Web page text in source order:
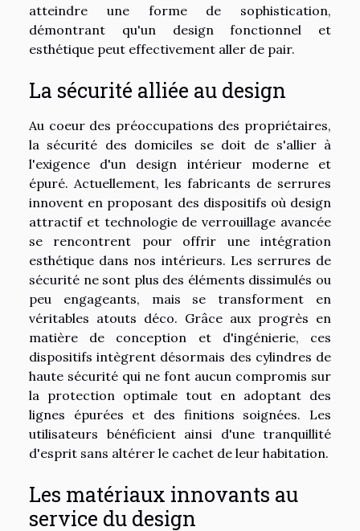
atteindre une forme de sophistication,
démontrant qu'un design fonctionnel et
esthétique peut effectivement aller de pair.
La sécurité alliée au design
Au coeur des préoccupations des propriétaires,
la sécurité des domiciles se doit de s'allier à
l'exigence d'un design intérieur moderne et
épuré. Actuellement, les fabricants de serrures
innovent en proposant des dispositifs où design
attractif et technologie de verrouillage avancée
se rencontrent pour offrir une intégration
esthétique dans nos intérieurs. Les serrures de
sécurité ne sont plus des éléments dissimulés ou
peu engageants, mais se transforment en
véritables atouts déco. Grâce aux progrès en
matière de conception et d'ingénierie, ces
dispositifs intègrent désormais des cylindres de
haute sécurité qui ne font aucun compromis sur
la protection optimale tout en adoptant des
lignes épurées et des finitions soignées. Les
utilisateurs bénéficient ainsi d'une tranquillité
d'esprit sans altérer le cachet de leur habitation.
Les matériaux innovants au
service du design